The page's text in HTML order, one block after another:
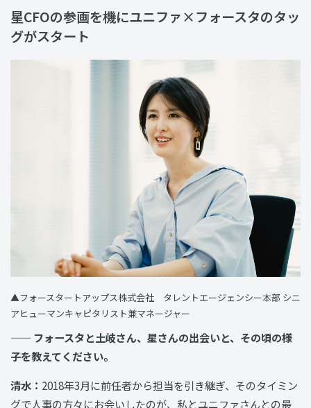
星CFOの参画を機にユニファ×フォースタのタッ
グがスタート
▲フォースタートアップス株式会社 タレントエージェンシー本部 シニ
アヒューマンキャピタリスト兼マネージャー
—— フォースタと土岐さん、星さんの出会いと、その頃の様
子を教えてください。
清水： 2018年3月に前任者から担当を引き継ぎ、そのタイミン
グで人事の方々にお会いしたのが、私とユニファさんとの最